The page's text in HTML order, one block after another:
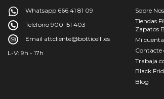
Whatsapp 666 41 81 09
Teléfono 900 151 403
Email attcliente@botticelli.es
L-V: 9h - 17h
Sobre
Tiendas
Zapatos
Mi cuenta
Contacte
Trabaja
Black
Blog